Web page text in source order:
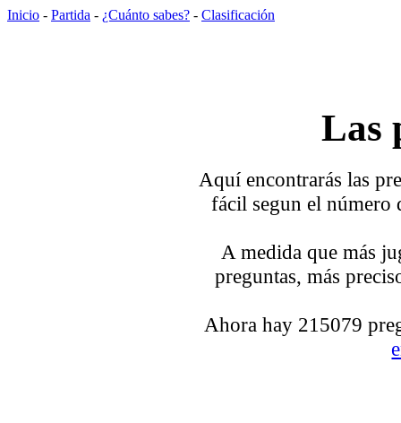
Inicio - Partida - ¿Cuánto sabes? - Clasificación
Las
Aquí encontrarás las
fácil segun el número
A medida que más
preguntas, más
Ahora hay 215079